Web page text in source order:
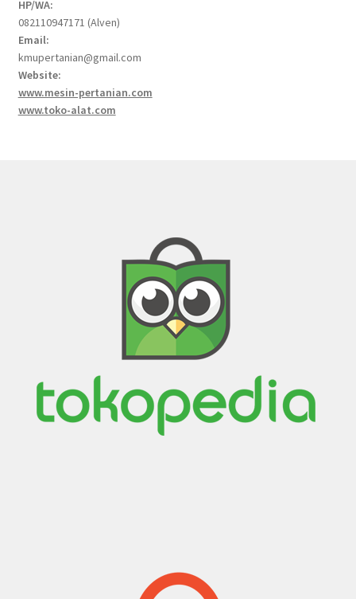
HP/WA:
082110947171 (Alven)
Email:
kmupertanian@gmail.com
Website:
www.mesin-pertanian.com
www.toko-alat.com